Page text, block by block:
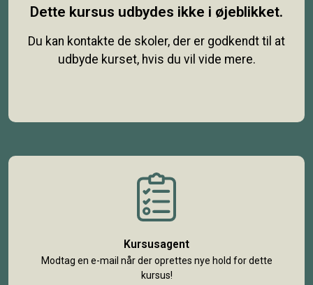
Dette kursus udbydes ikke i øjeblikket.
Du kan kontakte de skoler, der er godkendt til at
udbyde kurset, hvis du vil vide mere.
Kursusagent
Modtag en e-mail når der oprettes nye hold for dette
kursus!